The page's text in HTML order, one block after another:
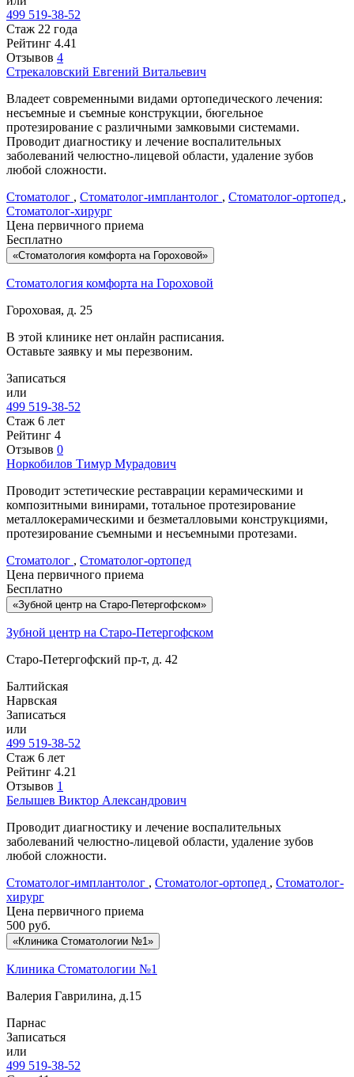
499 519-38-52
Стаж 22 года
Рейтинг 4.41
Отзывов 4
Стрекаловский Евгений Витальевич
Владеет современными видами ортопедического лечения:
несъемные и съемные конструкции, бюгельное
протезирование с различными замковыми системами.
Проводит диагностику и лечение воспалительных
заболеваний челюстно-лицевой области, удаление зубов
любой сложности.
Стоматолог , Стоматолог-имплантолог , Стоматолог-ортопед ,
Стоматолог-хирург
Цена первичного приема
Бесплатно
«Стоматология комфорта на Гороховой»
Стоматология комфорта на Гороховой
Гороховая, д. 25
В этой клинике нет онлайн расписания.
Оставьте заявку и мы перезвоним.
Записаться
или
499 519-38-52
Стаж 6 лет
Рейтинг 4
Отзывов 0
Норкобилов Тимур Мурадович
Проводит эстетические реставрации керамическими и
композитными винирами, тотальное протезирование
металлокерамическими и безметалловыми конструкциями,
протезирование съемными и несъемными протезами.
Стоматолог , Стоматолог-ортопед
Цена первичного приема
Бесплатно
«Зубной центр на Старо-Петергофском»
Зубной центр на Старо-Петергофском
Старо-Петергофский пр-т, д. 42
Балтийская
Нарвская
Записаться
или
499 519-38-52
Стаж 6 лет
Рейтинг 4.21
Отзывов 1
Белышев Виктор Александрович
Проводит диагностику и лечение воспалительных
заболеваний челюстно-лицевой области, удаление зубов
любой сложности.
Стоматолог-имплантолог , Стоматолог-ортопед , Стоматолог-
хирург
Цена первичного приема
500 руб.
«Клиника Стоматологии №1»
Клиника Стоматологии №1
Валерия Гаврилина, д.15
Парнас
Записаться
или
499 519-38-52